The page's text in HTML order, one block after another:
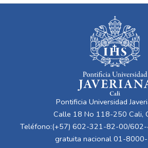
Pontificia Universidad
Calle 18 No 118-250 Cali,
Teléfono:(+57) 602-321-82-00/
gratuita nacional 01-